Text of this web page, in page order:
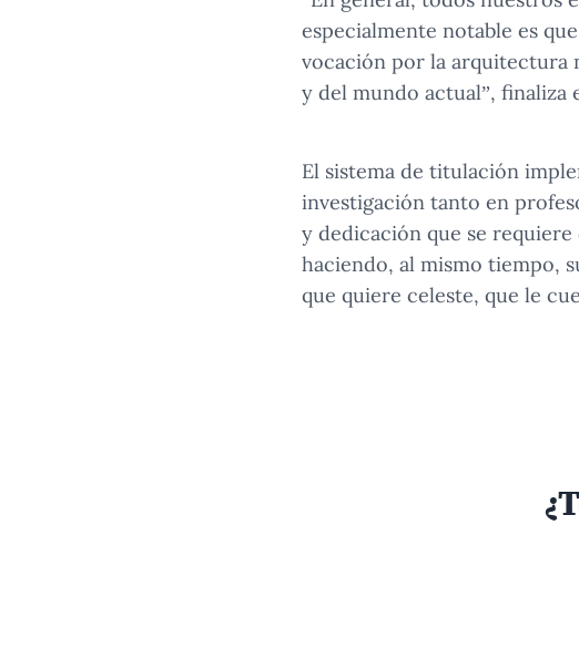
especialmente notable es
vocación por la arquitectura
y del mundo actual”, finaliza
El sistema de titulación
investigación tanto en
y dedicación que se
haciendo, al mismo tiempo,
que quiere celeste, que le